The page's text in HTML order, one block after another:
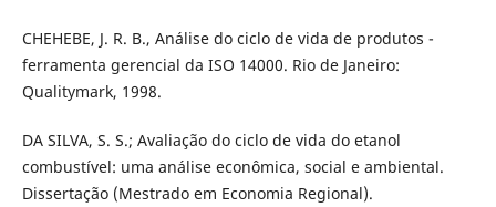
CHEHEBE, J. R. B., Análise do ciclo de vida de produtos -
ferramenta gerencial da ISO 14000. Rio de Janeiro:
Qualitymark, 1998.
DA SILVA, S. S.; Avaliação do ciclo de vida do etanol
combustível: uma análise econômica, social e ambiental.
Dissertação (Mestrado em Economia Regional).